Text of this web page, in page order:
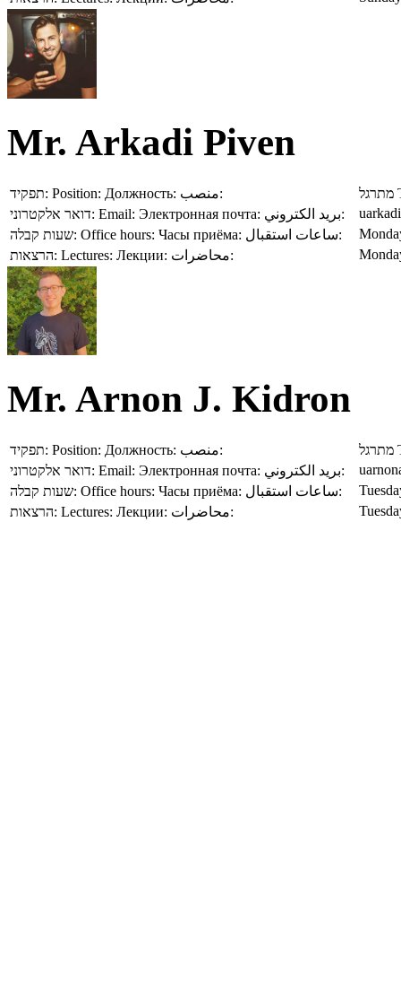
Mr. Arkadi Piven
תפקיד: Position: Должность: منصب: מתרגל
דואר אלקטרוני: Email: Электронная почта: بريد الكتروني:
שעות קבלה: Office hours: Часы приёма: ساعات استقبال:
הרצאות: Lectures: Лекции: محاضرات:
Mr. Arnon J. Kidron
תפקיד: Position: Должность: منصب: מתרגל
דואר אלקטרוני: Email: Электронная почта: بريد الكتروني:
שעות קבלה: Office hours: Часы приёма: ساعات استقبال:
הרצאות: Lectures: Лекции: محاضرات: